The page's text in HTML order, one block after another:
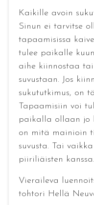
Kaikille avoin
Sinun ei tarvitse
tapaamisissa
tulee paikalle
aihe kiinnostaa
suvustaan. Jos
sukututkimus, on
Tapaamisiin voi
paikalla ollaan jo
on mitä mainioin
suvusta. Tai
piiriliäisten kanssa.
Vieraileva
tohtori Hellä